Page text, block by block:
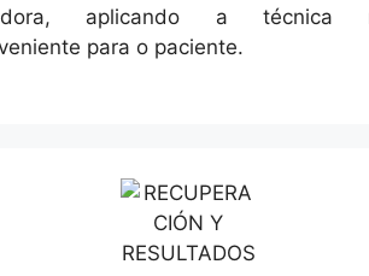
aplicando a técnica
para o paciente.